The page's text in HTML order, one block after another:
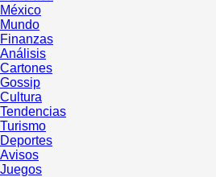
México
Mundo
Finanzas
Análisis
Cartones
Gossip
Cultura
Tendencias
Turismo
Deportes
Avisos
Juegos